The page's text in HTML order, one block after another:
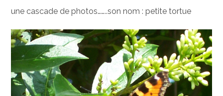
une cascade de photos……..son nom : petite tortue